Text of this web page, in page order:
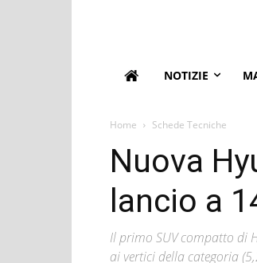
NOTIZIE
Home Schede Tecniche
Nuova
lancio a
Il primo SUV compatto di
ai vertici della categoria